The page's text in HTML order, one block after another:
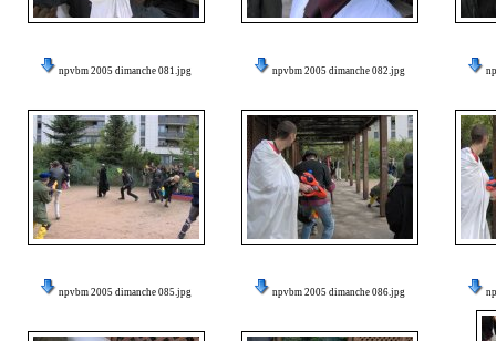
npvbm 2005 dimanche 081.jpg npvbm 2005 dimanche 082.jpg
npvbm 2005 dimanche 085.jpg npvbm 2005 dimanche 086.jpg